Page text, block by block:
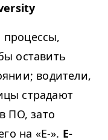
оставить
водители,
страдают
ПО, зато
на «Е-». E-